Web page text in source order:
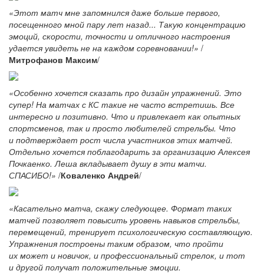
«Этот матч мне запомнился даже больше первого,
посещенного мной пару лет назад... Такую концентрацию
эмоций, скорости, точности и отличного настроения
удается увидеть не на каждом соревновании!» /
Митрофанов Максим/
«Особенно хочется сказать про дизайн упражнений. Это
супер! На матчах с КС такие не часто встретишь. Все
интересно и позитивно. Что и привлекает как опытных
спортсменов, так и просто любителей стрельбы. Что
и подтверждает рост числа участников этих матчей.
Отдельно хочется поблагодарить за организацию Алексея
Почкаенко. Леша вкладывает душу в эти матчи.
СПАСИБО!» /Коваленко Андрей/
«Касательно матча, скажу следующее. Формат таких
матчей позволяет повысить уровень навыков стрельбы,
перемещений, тренирует психологическую составляющую.
Упражнения построены таким образом, что пройти
их может и новичок, и профессиональный стрелок, и тот
и другой получат положительные эмоции.